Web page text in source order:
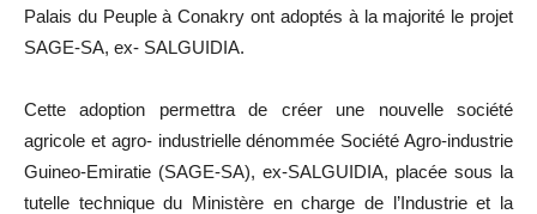
Palais du Peuple à Conakry ont adoptés à la majorité le projet
SAGE-SA, ex- SALGUIDIA.
Cette adoption permettra de créer une nouvelle société
agricole et agro- industrielle dénommée Société Agro-industrie
Guineo-Emiratie (SAGE-SA), ex-SALGUIDIA, placée sous la
tutelle technique du Ministère en charge de l’Industrie et la